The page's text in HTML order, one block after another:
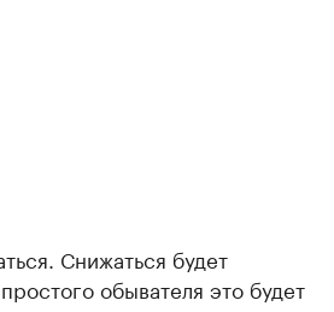
Снижаться будет
обывателя это будет